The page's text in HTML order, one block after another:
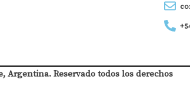
Argentina. Reservado todos los derechos